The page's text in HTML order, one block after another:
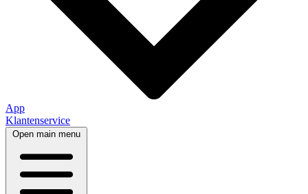
App
Klantenservice
Open main menu